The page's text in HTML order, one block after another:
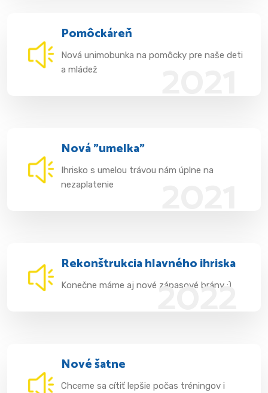
2021
Pomôckáreň
Nová unimobunka na pomôcky pre naše deti
a mládež
2021
Nová "umelka"
Ihrisko s umelou trávou nám úplne na
nezaplatenie
2022
Rekonštrukcia hlavného ihriska
Konečne máme aj nové zápasové brány :)
Nové šatne
Chceme sa cítiť lepšie počas tréningov i